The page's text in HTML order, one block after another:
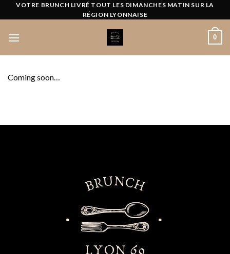
Passer
au
VOTRE BRUNCH LIVRÉ TOUT LES DIMANCHES MATIN SUR LA
RÉGION LYONNAISE
0
Coming soon…